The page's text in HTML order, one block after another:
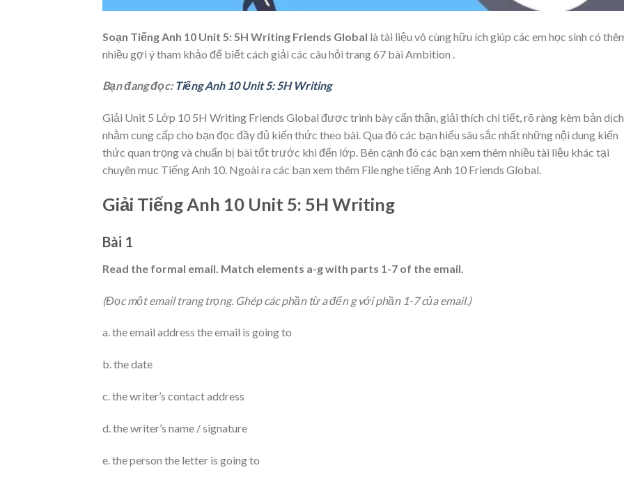
Soạn Tiếng Anh 10 Unit 5: 5H Writing Friends Global là tài liệu vô cùng hữu ích giúp các em học sinh có
nhiều gợi ý tham khảo để biết cách giải các câu hỏi trang 67 bài Ambition .
Bạn đang đọc: Tiếng Anh 10 Unit 5: 5H Writing
Giải Unit 5 Lớp 10 5H Writing Friends Global được trình bày cẩn thận, giải thích chi tiết, rõ ràng kèm bản
nhằm cung cấp cho bạn đọc đầy đủ kiến thức theo bài. Qua đó các bạn hiểu sâu sắc nhất những nội dung kiến
thức quan trọng và chuẩn bị bài tốt trước khi đến lớp. Bên cạnh đó các bạn xem thêm nhiều tài liệu khác tại
chuyên mục Tiếng Anh 10. Ngoài ra các bạn xem thêm File nghe tiếng Anh 10 Friends Global.
Giải Tiếng Anh 10 Unit 5: 5H Writing
Bài 1
Read the formal email. Match elements a-g with parts 1-7 of the email.
(Đọc một email trang trọng. Ghép các phần từ a đến g với phần 1-7 của email.)
a. the email address the email is going to
b. the date
c. the writer’s contact address
d. the writer’s name / signature
e. the person the letter is going to